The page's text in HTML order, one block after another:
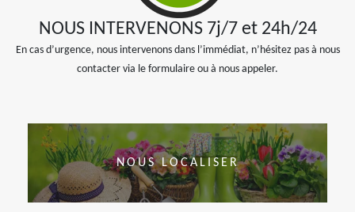
NOUS INTERVENONS 7j/7 et 24h/24
En cas d’urgence, nous intervenons dans l’immédiat, n’hésitez pas à nous
contacter via le formulaire ou à nous appeler.
NOUS LOCALISER